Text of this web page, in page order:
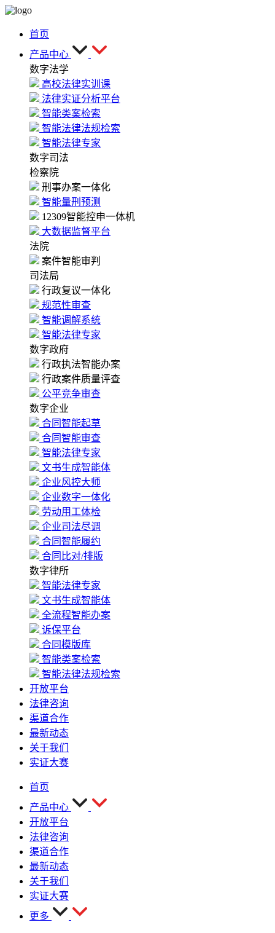
首页
产品中心
数字法学
高校法律实训课
法律实证分析平台
智能类案检索
智能法律法规检索
智能法律专家
数字司法
检察院
刑事办案一体化
智能量刑预测
12309智能控申一体机
大数据监督平台
法院
案件智能审判
司法局
行政复议一体化
规范性审查
智能调解系统
智能法律专家
数字政府
行政执法智能办案
行政案件质量评查
公平竞争审查
数字企业
合同智能起草
合同智能审查
智能法律专家
文书生成智能体
企业风控大师
企业数字一体化
劳动用工体检
企业司法尽调
合同智能履约
合同比对/排版
数字律所
智能法律专家
文书生成智能体
全流程智能办案
诉保平台
合同模版库
智能类案检索
智能法律法规检索
开放平台
法律咨询
渠道合作
最新动态
关于我们
实证大赛
首页
产品中心
开放平台
法律咨询
渠道合作
最新动态
关于我们
实证大赛
更多